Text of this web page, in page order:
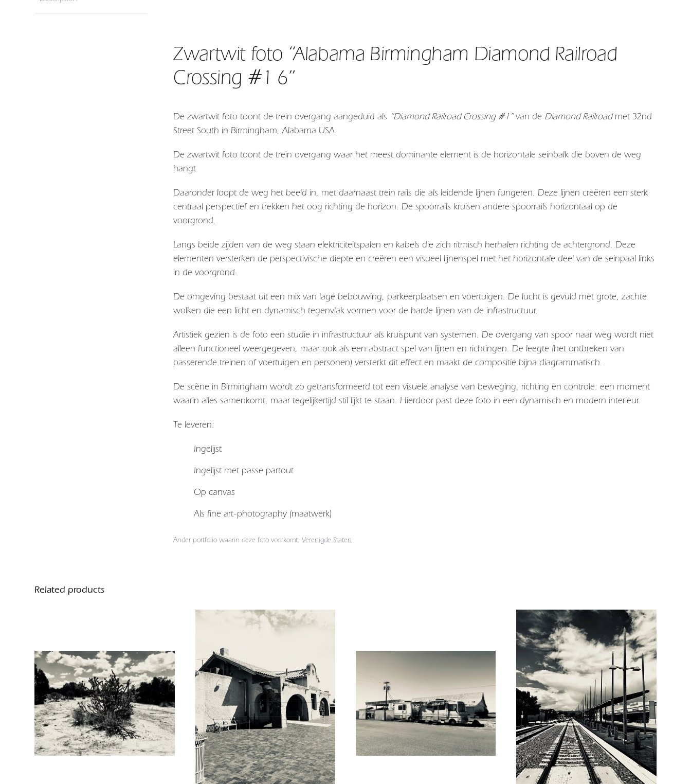
Zwartwit foto “Alabama Birmingham Diamond Railroad
Crossing #1 6”
De zwartwit foto toont de trein overgang aangeduid als “Diamond Railroad Crossing #1”van de Diamond Railroadmet 32nd
Street South in Birmingham, Alabama USA.
De zwartwit foto toont de trein overgang waar het meest dominante element is de horizontale seinbalk die boven de weg
hangt.
Daaronder loopt de weg het beeld in, met daarnaast trein rails die als leidende lijnen fungeren. Deze lijnen creëren een sterk
centraal perspectief en trekken het oog richting de horizon. De spoorrails kruisen andere spoorrails horizontaal op de
voorgrond.
Langs beide zijden van de weg staan elektriciteitspalen en kabels die zich ritmisch herhalen richting de achtergrond. Deze
elementen versterken de perspectivische diepte en creëren een visueel lijnenspel met het horizontale deel van de seinpaal links
in de voorgrond.
De omgeving bestaat uit een mix van lage bebouwing, parkeerplaatsen en voertuigen. De lucht is gevuld met grote, zachte
wolken die een licht en dynamisch tegenvlak vormen voor de harde lijnen van de infrastructuur.
Artistiek gezien is de foto een studie in infrastructuur als kruispunt van systemen. De overgang van spoor naar weg wordt niet
alleen functioneel weergegeven, maar ook als een abstract spel van lijnen en richtingen. De leegte (het ontbreken van
passerende treinen of voertuigen en personen) versterkt dit effect en maakt de compositie bijna diagrammatisch.
De scène in Birmingham wordt zo getransformeerd tot een visuele analyse van beweging, richting en controle: een moment
waarin alles samenkomt, maar tegelijkertijd stil lijkt te staan. Hierdoor past deze foto in een dynamisch en modern interieur.
Te leveren:
Ingelijst
Ingelijst met passe partout
Op canvas
Als fine art-photography (maatwerk)
Ander portfolio waarin deze foto voorkomt:Verenigde Staten
Related products